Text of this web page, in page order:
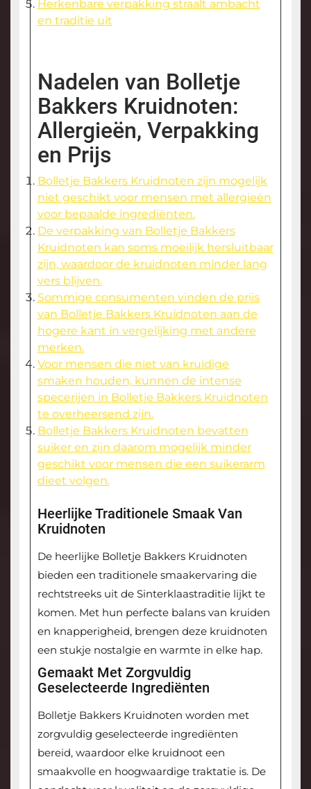
Herkenbare verpakking straalt ambacht
en traditie uit
Nadelen van Bolletje
Bakkers Kruidnoten:
Allergieën, Verpakking
en Prijs
Bolletje Bakkers Kruidnoten zijn mogelijk
niet geschikt voor mensen met allergieën
voor bepaalde ingrediënten.
De verpakking van Bolletje Bakkers
Kruidnoten kan soms moeilijk hersluitbaar
zijn, waardoor de kruidnoten minder lang
vers blijven.
Sommige consumenten vinden de prijs
van Bolletje Bakkers Kruidnoten aan de
hogere kant in vergelijking met andere
merken.
Voor mensen die niet van kruidige
smaken houden, kunnen de intense
specerijen in Bolletje Bakkers Kruidnoten
te overheersend zijn.
Bolletje Bakkers Kruidnoten bevatten
suiker en zijn daarom mogelijk minder
geschikt voor mensen die een suikerarm
dieet volgen.
Heerlijke Traditionele Smaak Van
Kruidnoten
De heerlijke Bolletje Bakkers Kruidnoten
bieden een traditionele smaakervaring die
rechtstreeks uit de Sinterklaastraditie lijkt te
komen. Met hun perfecte balans van kruiden
en knapperigheid, brengen deze kruidnoten
een stukje nostalgie en warmte in elke hap.
Gemaakt Met Zorgvuldig
Geselecteerde Ingrediënten
Bolletje Bakkers Kruidnoten worden met
zorgvuldig geselecteerde ingrediënten
bereid, waardoor elke kruidnoot een
smaakvolle en hoogwaardige traktatie is. De